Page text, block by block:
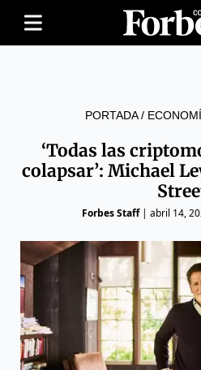
PORTADA/
‘Todas las
colapsar’: Michael
Forbes Staff| abril 14,